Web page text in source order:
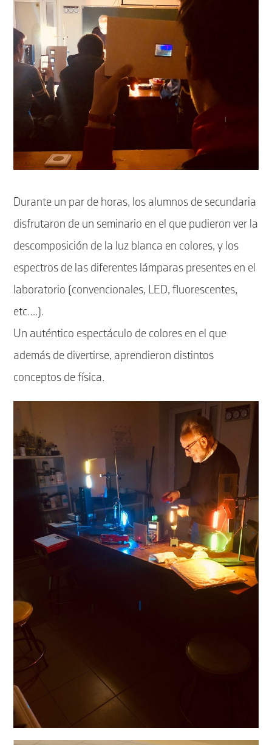
Durante un par de horas, los alumnos de secundaria
disfrutaron de un seminario en el que pudieron ver la
descomposición de la luz blanca en colores, y los
espectros de las diferentes lámparas presentes en el
laboratorio (convencionales, LED, fluorescentes,
etc….).
Un auténtico espectáculo de colores en el que
además de divertirse, aprendieron distintos
conceptos de física.